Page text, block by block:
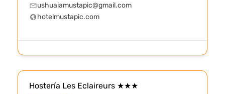
ushuaiamustapic@gmail.com
hotelmustapic.com
Hostería Les Eclaireurs ★★★